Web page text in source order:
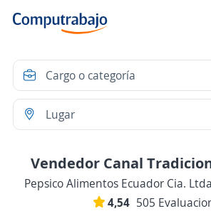
Vendedor Canal
Pepsico Alimentos Ecuador Cia.
4,54 505